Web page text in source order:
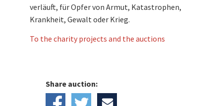
verläuft, für Opfer von Armut, Katastrophen,
Krankheit, Gewalt oder Krieg.
To the charity projects and the auctions
Share auction: